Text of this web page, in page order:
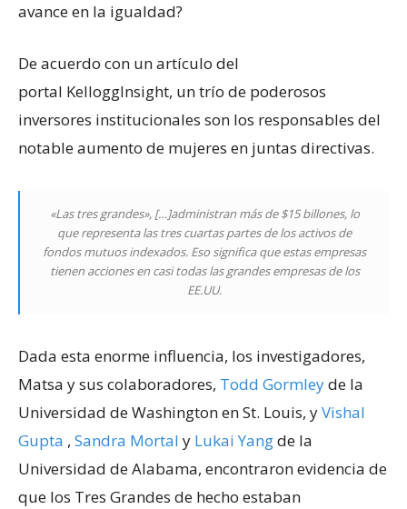
avance en la igualdad?
De acuerdo con un artículo del
portal KelloggInsight, un trío de poderosos
inversores institucionales son los responsables del
notable aumento de mujeres en juntas directivas.
«Las tres grandes», […]administran más de $15 billones, lo
que representa las tres cuartas partes de los activos de
fondos mutuos indexados. Eso significa que estas empresas
tienen acciones en casi todas las grandes empresas de los
EE.UU.
Dada esta enorme influencia, los investigadores,
Matsa y sus colaboradores, Todd Gormleyde la
Universidad de Washington en St. Louis, yVishal
Gupta , Sandra Mortal y Lukai Yangde la
Universidad de Alabama, encontraron evidencia de
que los Tres Grandes de hecho estaban